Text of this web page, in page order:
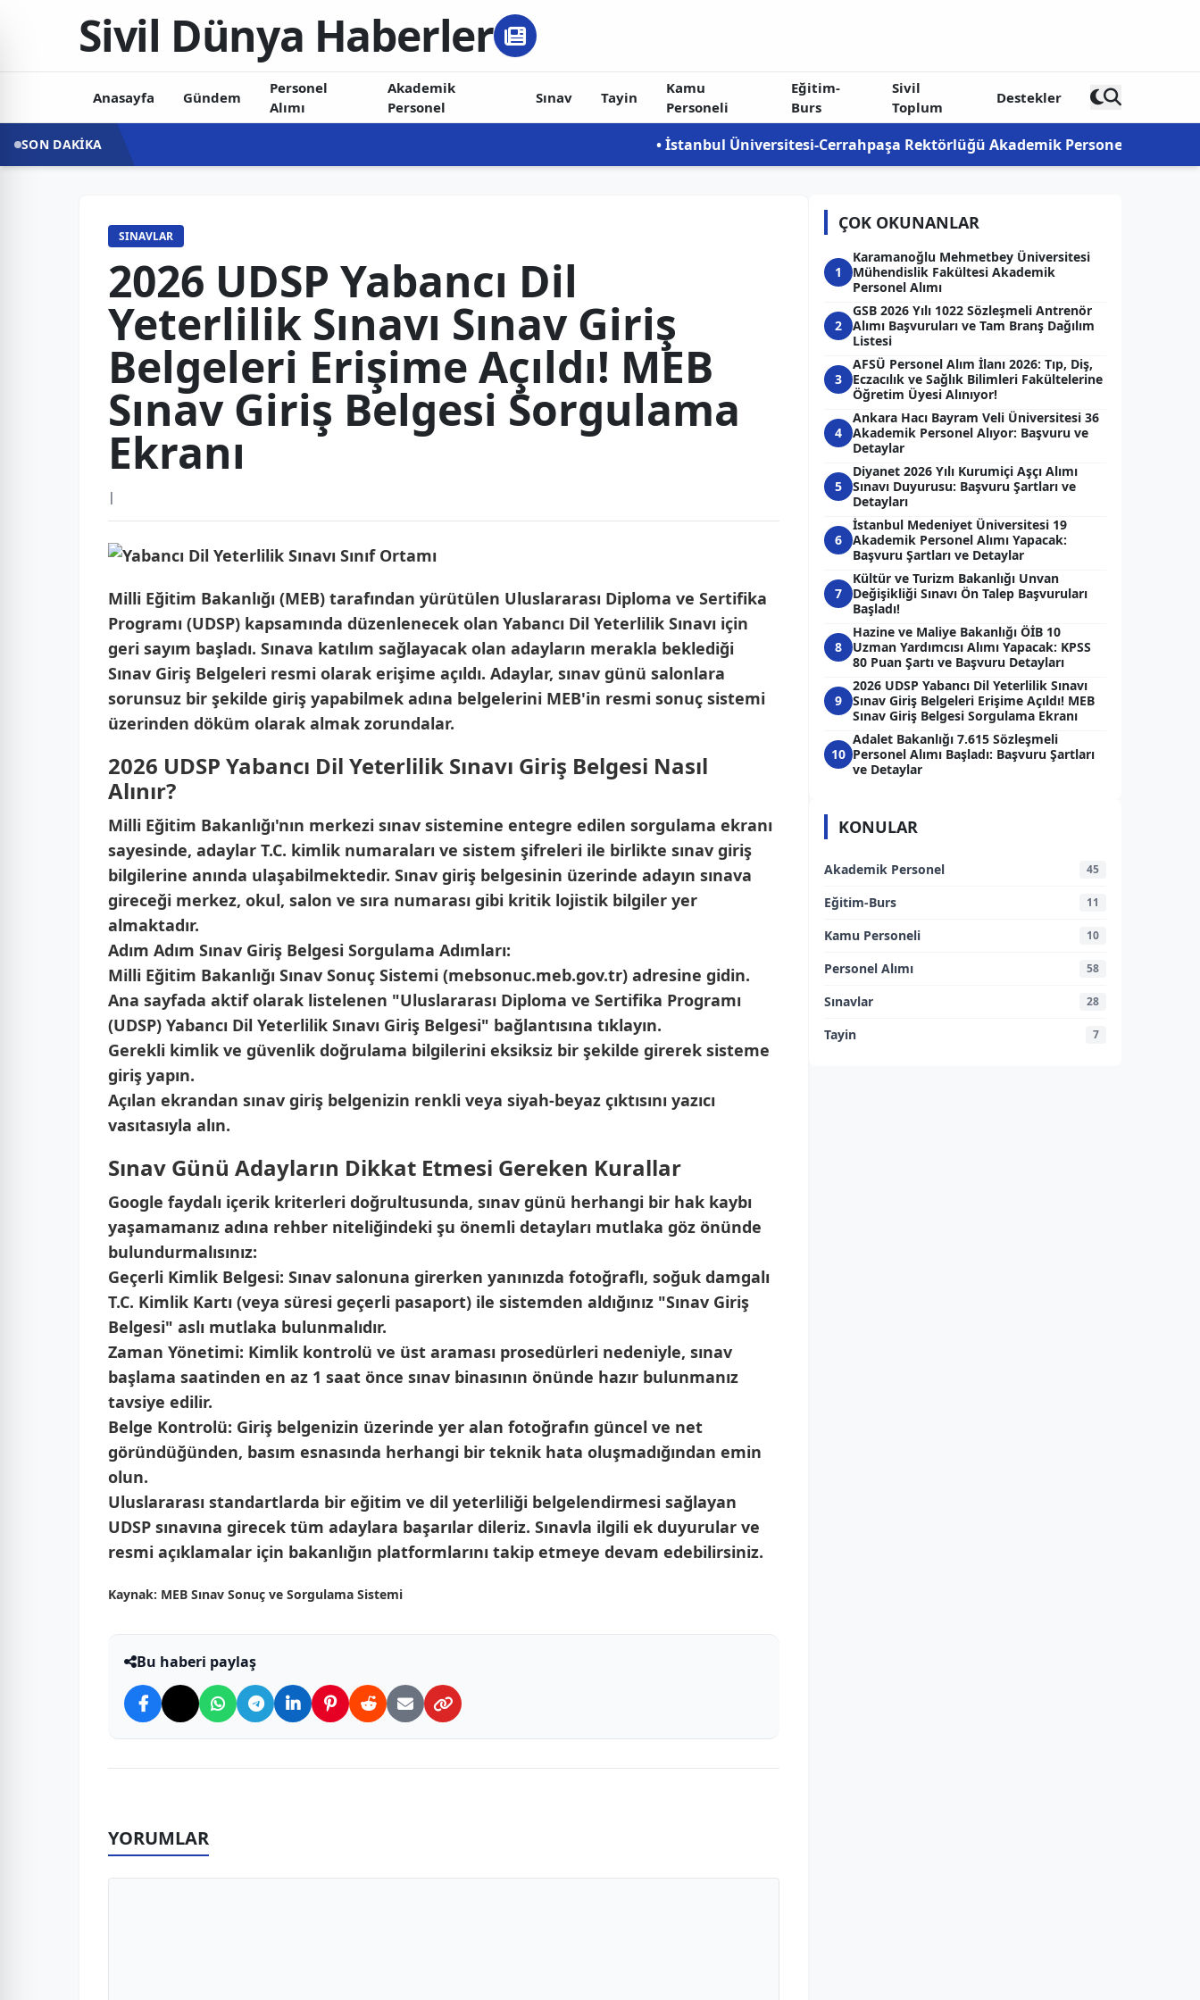
Sivil Dünya Haberler
Anasayfa Gündem
Personel
Alımı
Akademik
Personel
Sınav Tayin
Kamu
Personeli
Eğitim-
Burs
Sivil
Toplum
Destekler
SON DAKİKA • İstanbul Üniversitesi-Cerrahpaşa Rektörlüğü Akademik Personel Alım İlanı 2026:
SINAVLAR
2026 UDSP Yabancı Dil
Yeterlilik Sınavı Sınav Giriş
Belgeleri Erişime Açıldı! MEB
Sınav Giriş Belgesi Sorgulama
Ekranı
|
Milli Eğitim Bakanlığı (MEB) tarafından yürütülen Uluslararası Diploma ve Sertifika
Programı (UDSP) kapsamında düzenlenecek olan Yabancı Dil Yeterlilik Sınavı için
geri sayım başladı. Sınava katılım sağlayacak olan adayların merakla beklediği
Sınav Giriş Belgeleri resmi olarak erişime açıldı. Adaylar, sınav günü salonlara
sorunsuz bir şekilde giriş yapabilmek adına belgelerini MEB'in resmi sonuç sistemi
üzerinden döküm olarak almak zorundalar.
2026 UDSP Yabancı Dil Yeterlilik Sınavı Giriş Belgesi Nasıl
Alınır?
Milli Eğitim Bakanlığı'nın merkezi sınav sistemine entegre edilen sorgulama ekranı
sayesinde, adaylar T.C. kimlik numaraları ve sistem şifreleri ile birlikte sınav giriş
bilgilerine anında ulaşabilmektedir. Sınav giriş belgesinin üzerinde adayın sınava
gireceği merkez, okul, salon ve sıra numarası gibi kritik lojistik bilgiler yer
almaktadır.
Adım Adım Sınav Giriş Belgesi Sorgulama Adımları:
Milli Eğitim Bakanlığı Sınav Sonuç Sistemi (mebsonuc.meb.gov.tr) adresine gidin.
Ana sayfada aktif olarak listelenen "Uluslararası Diploma ve Sertifika Programı
(UDSP) Yabancı Dil Yeterlilik Sınavı Giriş Belgesi" bağlantısına tıklayın.
Gerekli kimlik ve güvenlik doğrulama bilgilerini eksiksiz bir şekilde girerek sisteme
giriş yapın.
Açılan ekrandan sınav giriş belgenizin renkli veya siyah-beyaz çıktısını yazıcı
vasıtasıyla alın.
Sınav Günü Adayların Dikkat Etmesi Gereken Kurallar
Google faydalı içerik kriterleri doğrultusunda, sınav günü herhangi bir hak kaybı
yaşamamanız adına rehber niteliğindeki şu önemli detayları mutlaka göz önünde
bulundurmalısınız:
Geçerli Kimlik Belgesi: Sınav salonuna girerken yanınızda fotoğraflı, soğuk damgalı
T.C. Kimlik Kartı (veya süresi geçerli pasaport) ile sistemden aldığınız "Sınav Giriş
Belgesi" aslı mutlaka bulunmalıdır.
Zaman Yönetimi: Kimlik kontrolü ve üst araması prosedürleri nedeniyle, sınav
başlama saatinden en az 1 saat önce sınav binasının önünde hazır bulunmanız
tavsiye edilir.
Belge Kontrolü: Giriş belgenizin üzerinde yer alan fotoğrafın güncel ve net
göründüğünden, basım esnasında herhangi bir teknik hata oluşmadığından emin
olun.
Uluslararası standartlarda bir eğitim ve dil yeterliliği belgelendirmesi sağlayan
UDSP sınavına girecek tüm adaylara başarılar dileriz. Sınavla ilgili ek duyurular ve
resmi açıklamalar için bakanlığın platformlarını takip etmeye devam edebilirsiniz.
Kaynak: MEB Sınav Sonuç ve Sorgulama Sistemi
Bu haberi paylaş
YORUMLAR
ÇOK OKUNANLAR
1
Karamanoğlu Mehmetbey Üniversitesi
Mühendislik Fakültesi Akademik
Personel Alımı
2
GSB 2026 Yılı 1022 Sözleşmeli Antrenör
Alımı Başvuruları ve Tam Branş Dağılım
Listesi
3
AFSÜ Personel Alım İlanı 2026: Tıp, Diş,
Eczacılık ve Sağlık Bilimleri Fakültelerine
Öğretim Üyesi Alınıyor!
4
Ankara Hacı Bayram Veli Üniversitesi 36
Akademik Personel Alıyor: Başvuru ve
Detaylar
5
Diyanet 2026 Yılı Kurumiçi Aşçı Alımı
Sınavı Duyurusu: Başvuru Şartları ve
Detayları
6
İstanbul Medeniyet Üniversitesi 19
Akademik Personel Alımı Yapacak:
Başvuru Şartları ve Detaylar
7
Kültür ve Turizm Bakanlığı Unvan
Değişikliği Sınavı Ön Talep Başvuruları
Başladı!
8
Hazine ve Maliye Bakanlığı ÖİB 10
Uzman Yardımcısı Alımı Yapacak: KPSS
80 Puan Şartı ve Başvuru Detayları
9
2026 UDSP Yabancı Dil Yeterlilik Sınavı
Sınav Giriş Belgeleri Erişime Açıldı! MEB
Sınav Giriş Belgesi Sorgulama Ekranı
10
Adalet Bakanlığı 7.615 Sözleşmeli
Personel Alımı Başladı: Başvuru Şartları
ve Detaylar
KONULAR
Akademik Personel 45
Eğitim-Burs 11
Kamu Personeli 10
Personel Alımı 58
Sınavlar 28
Tayin 7